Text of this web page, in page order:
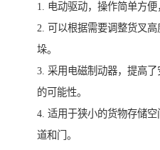
1. 电动驱动，操作简单方便
2. 可以根据需要调整货叉
垛。
3. 采用电磁制动器，提高
的可能性。
4. 适用于狭小的货物存储
道和门。